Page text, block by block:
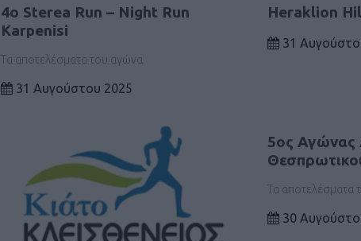
4o Sterea Run – Night Run
Karpenisi
Τα αποτελέσματα του αγώνα
31 Αυγούστου 2025
Heraklion
31
5ος Αγώνας
Τα αποτελέσματα
30